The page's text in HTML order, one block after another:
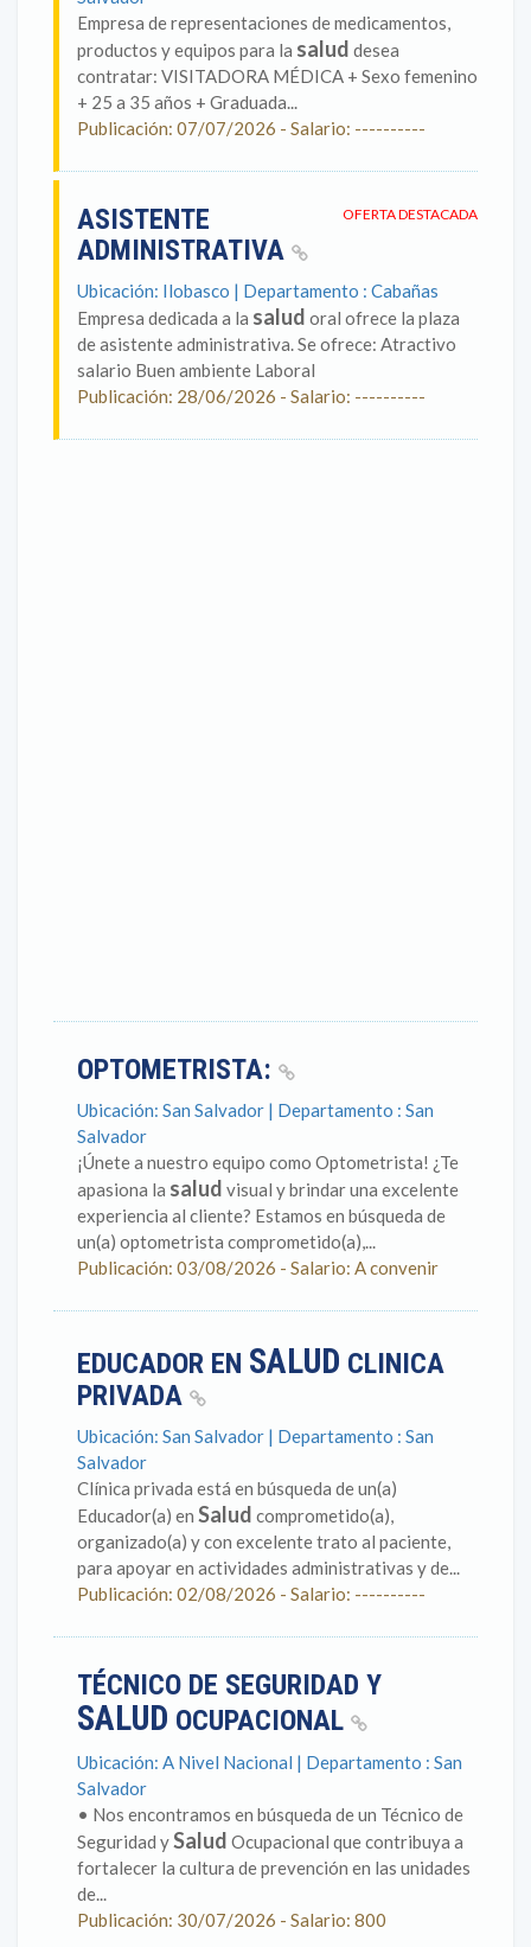
Empresa de representaciones de medicamentos,
productos y equipos para la salud desea
contratar: VISITADORA MÉDICA + Sexo femenino
+ 25 a 35 años + Graduada...
Publicación: 07/07/2026 - Salario: ----------
OFERTA DESTACADA
ASISTENTE
ADMINISTRATIVA
Ubicación: Ilobasco | Departamento : Cabañas
Empresa dedicada a la salud oral ofrece la plaza
de asistente administrativa. Se ofrece: Atractivo
salario Buen ambiente Laboral
Publicación: 28/06/2026 - Salario: ----------
OPTOMETRISTA:
Ubicación: San Salvador | Departamento : San
Salvador
¡Únete a nuestro equipo como Optometrista! ¿Te
apasiona la salud visual y brindar una excelente
experiencia al cliente? Estamos en búsqueda de
un(a) optometrista comprometido(a),...
Publicación: 03/08/2026 - Salario: A convenir
EDUCADOR EN SALUD CLINICA
PRIVADA
Ubicación: San Salvador | Departamento : San
Salvador
Clínica privada está en búsqueda de un(a)
Educador(a) en Salud comprometido(a),
organizado(a) y con excelente trato al paciente,
para apoyar en actividades administrativas y de...
Publicación: 02/08/2026 - Salario: ----------
TÉCNICO DE SEGURIDAD Y
SALUD OCUPACIONAL
Ubicación: A Nivel Nacional | Departamento : San
Salvador
• Nos encontramos en búsqueda de un Técnico de
Seguridad ySalud Ocupacional que contribuya a
fortalecer la cultura de prevención en las unidades
de...
Publicación: 30/07/2026 - Salario: 800